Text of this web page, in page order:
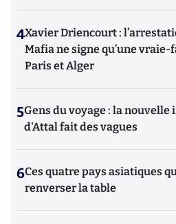
4Xavier Driencourt :
Mafia ne signe qu’une
Paris et Alger
5Gens du voyage : la
d'Attal fait des vagues
6Ces quatre pays asiatiques
renverser la table